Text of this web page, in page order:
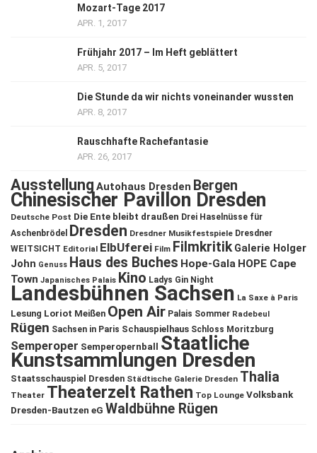
Mozart-Tage 2017
APR. 1, 2017
Frühjahr 2017 – Im Heft geblättert
APR. 5, 2017
Die Stunde da wir nichts voneinander wussten
APR. 8, 2017
Rauschhafte Rachefantasie
APR. 26, 2017
Ausstellung Autohaus Dresden Bergen
Chinesischer Pavillon Dresden
Deutsche Post Die Ente bleibt draußen Drei Haselnüsse für
Aschenbrödel
Dresden Dresdner Musikfestspiele Dresdner
WEITSICHT Editorial ElbUferei Film Filmkritik Galerie Holger
John Genuss Haus des Buches Hope-Gala HOPE Cape
Town Japanisches Palais Kino Ladys Gin Night
Landesbühnen Sachsen La Saxe à Paris
Lesung Loriot Meißen Open Air Palais Sommer Radebeul
Rügen Sachsen in Paris Schauspielhaus Schloss Moritzburg
Semperoper Semperopernball Staatliche
Kunstsammlungen Dresden
Staatsschauspiel Dresden Städtische Galerie Dresden Thalia
Theater Theaterzelt Rathen Top Lounge Volksbank
Dresden-Bautzen eG Waldbühne Rügen